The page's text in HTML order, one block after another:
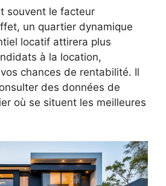
souvent le facteur
un quartier dynamique
locatif attirera plus
à la location,
chances de rentabilité. Il
des données de
où se situent les meilleures